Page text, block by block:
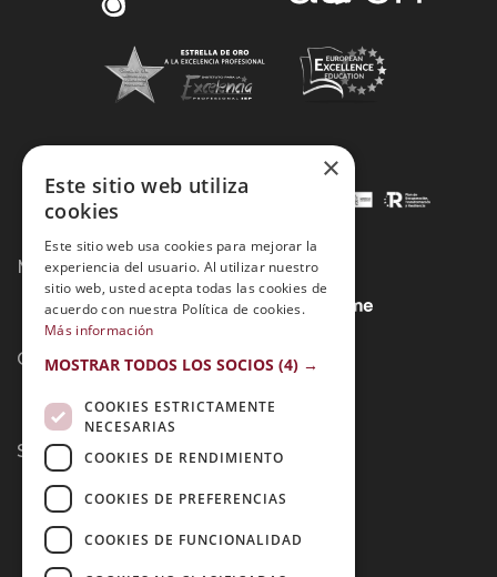
Métodos de Pago:
Contacto:
Síguenos:
×
Este sitio web utiliza
cookies
Este sitio web usa cookies para mejorar la
experiencia del usuario. Al utilizar nuestro
sitio web, usted acepta todas las cookies de
acuerdo con nuestra Política de cookies.
Más información
MOSTRAR TODOS LOS SOCIOS (4) →
COOKIES ESTRICTAMENTE
NECESARIAS
COOKIES DE RENDIMIENTO
COOKIES DE PREFERENCIAS
COOKIES DE FUNCIONALIDAD